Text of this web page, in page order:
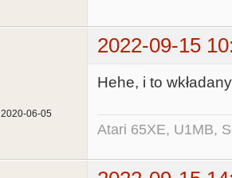
2022-09-15
2020-06-05
Hehe, i to
Atari 65XE, U1MB,